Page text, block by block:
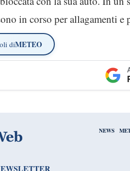
in corso per allagamenti e
diMETEO
NEWS